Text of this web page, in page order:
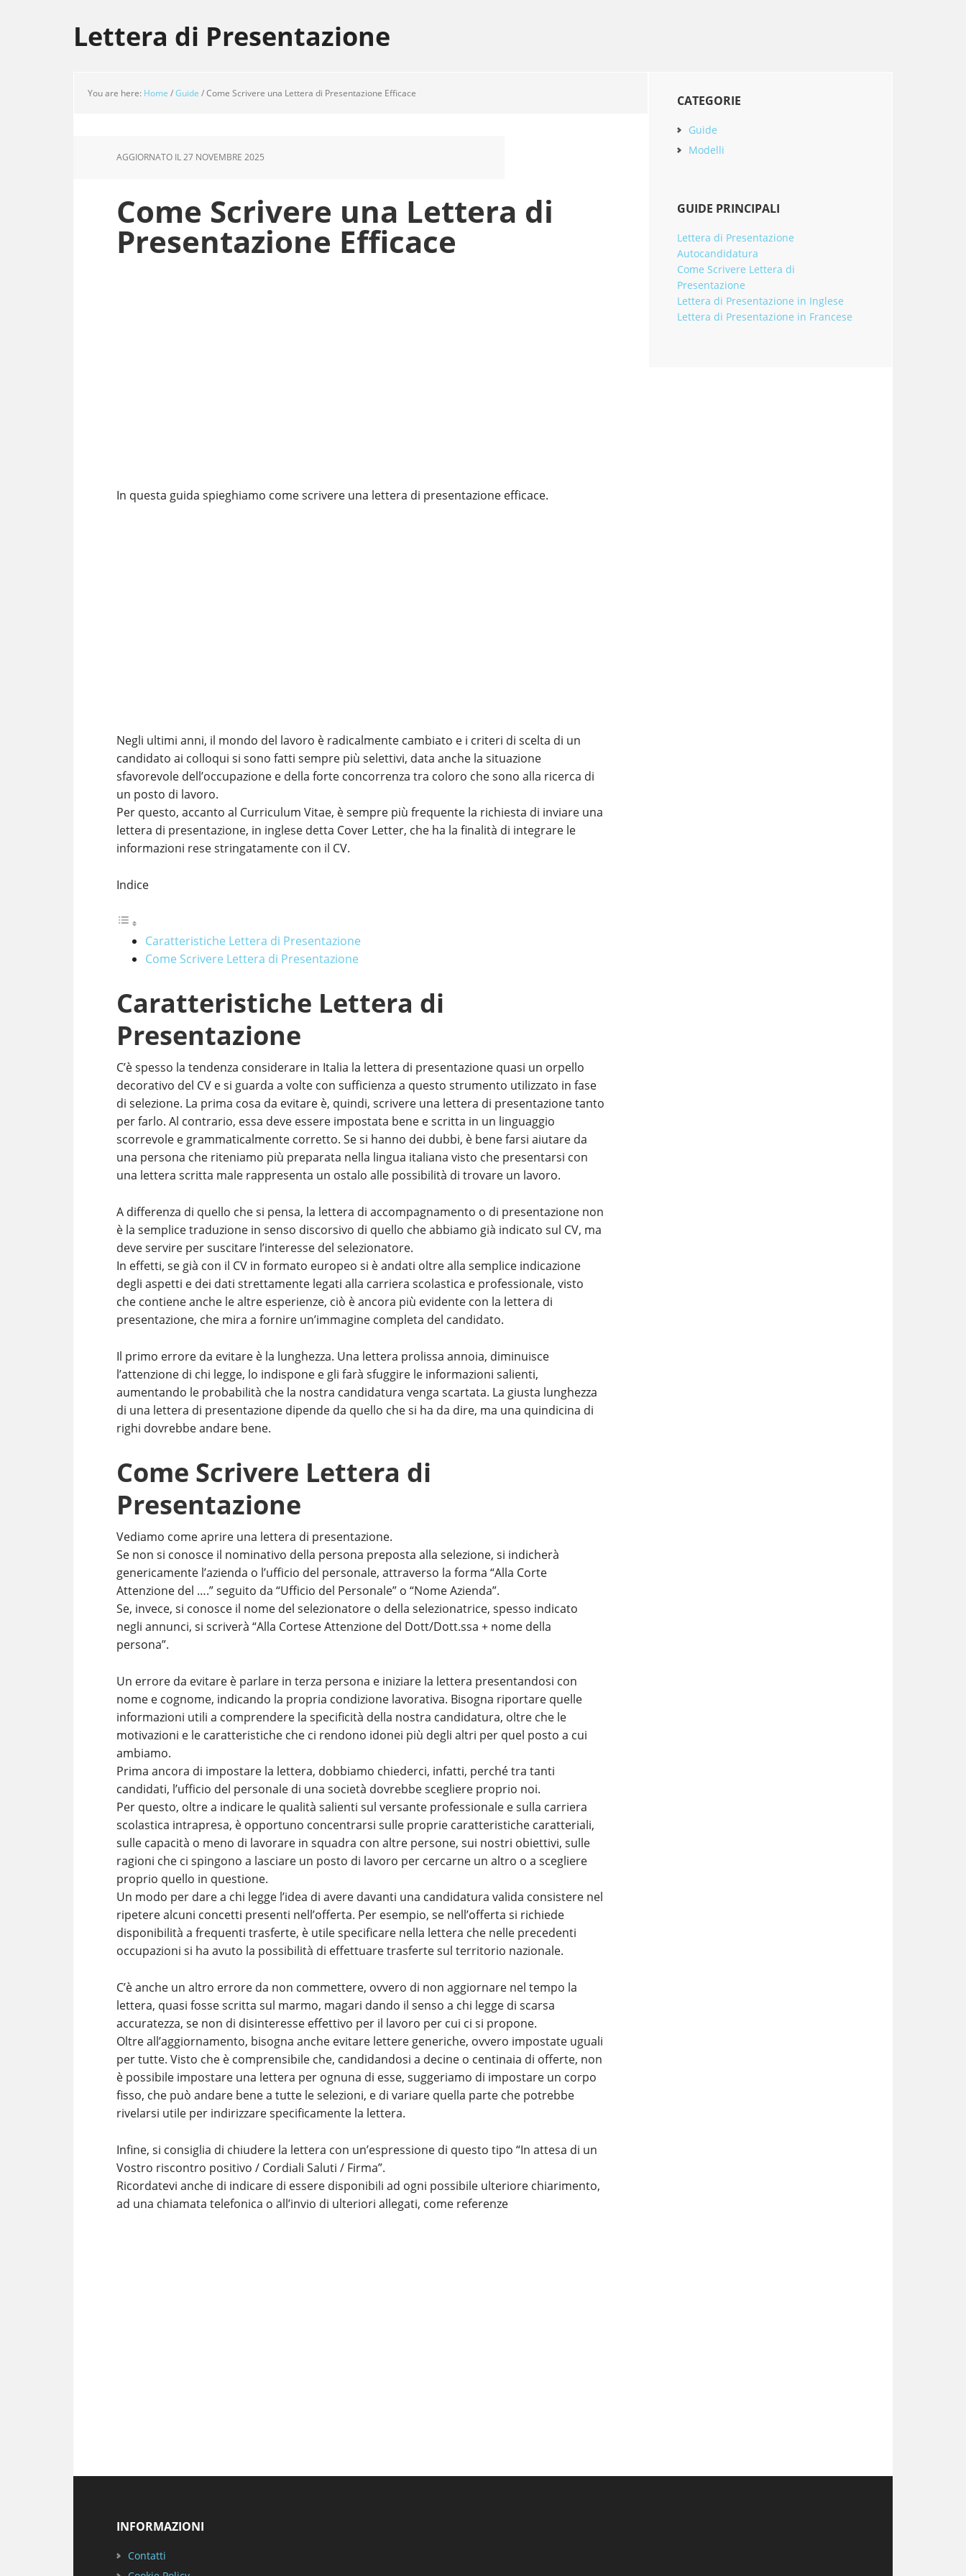
to
main
to
primary
to
footer
Lettera di Presentazione
You are here: Home /Guide /Come Scrivere una Lettera di Presentazione Efficace
AGGIORNATO IL27 NOVEMBRE 2025
Come Scrivere una Lettera di
Presentazione Efficace
In questa guida spieghiamo come scrivere una lettera di presentazione efficace.
Negli ultimi anni, il mondo del lavoro è radicalmente cambiato e i criteri di scelta di un
candidato ai colloqui si sono fatti sempre più selettivi, data anche la situazione
sfavorevole dell’occupazione e della forte concorrenza tra coloro che sono alla ricerca di
un posto di lavoro.
Per questo, accanto al Curriculum Vitae, è sempre più frequente la richiesta di inviare una
lettera di presentazione, in inglese detta Cover Letter, che ha la finalità di integrare le
informazioni rese stringatamente con il CV.
Indice
Caratteristiche Lettera di Presentazione
Come Scrivere Lettera di Presentazione
Caratteristiche Lettera di
Presentazione
C’è spesso la tendenza considerare in Italia la lettera di presentazione quasi un orpello
decorativo del CV e si guarda a volte con sufficienza a questo strumento utilizzato in fase
di selezione. La prima cosa da evitare è, quindi, scrivere una lettera di presentazione tanto
per farlo. Al contrario, essa deve essere impostata bene e scritta in un linguaggio
scorrevole e grammaticalmente corretto. Se si hanno dei dubbi, è bene farsi aiutare da
una persona che riteniamo più preparata nella lingua italiana visto che presentarsi con
una lettera scritta male rappresenta un ostalo alle possibilità di trovare un lavoro.
A differenza di quello che si pensa, la lettera di accompagnamento o di presentazione non
è la semplice traduzione in senso discorsivo di quello che abbiamo già indicato sul CV, ma
deve servire per suscitare l’interesse del selezionatore.
In effetti, se già con il CV in formato europeo si è andati oltre alla semplice indicazione
degli aspetti e dei dati strettamente legati alla carriera scolastica e professionale, visto
che contiene anche le altre esperienze, ciò è ancora più evidente con la lettera di
presentazione, che mira a fornire un’immagine completa del candidato.
Il primo errore da evitare è la lunghezza. Una lettera prolissa annoia, diminuisce
l’attenzione di chi legge, lo indispone e gli farà sfuggire le informazioni salienti,
aumentando le probabilità che la nostra candidatura venga scartata. La giusta lunghezza
di una lettera di presentazione dipende da quello che si ha da dire, ma una quindicina di
righi dovrebbe andare bene.
Come Scrivere Lettera di
Presentazione
Vediamo come aprire una lettera di presentazione.
Se non si conosce il nominativo della persona preposta alla selezione, si indicherà
genericamente l’azienda o l’ufficio del personale, attraverso la forma “Alla Corte
Attenzione del ….” seguito da “Ufficio del Personale” o “Nome Azienda”.
Se, invece, si conosce il nome del selezionatore o della selezionatrice, spesso indicato
negli annunci, si scriverà “Alla Cortese Attenzione del Dott/Dott.ssa + nome della
persona”.
Un errore da evitare è parlare in terza persona e iniziare la lettera presentandosi con
nome e cognome, indicando la propria condizione lavorativa. Bisogna riportare quelle
informazioni utili a comprendere la specificità della nostra candidatura, oltre che le
motivazioni e le caratteristiche che ci rendono idonei più degli altri per quel posto a cui
ambiamo.
Prima ancora di impostare la lettera, dobbiamo chiederci, infatti, perché tra tanti
candidati, l’ufficio del personale di una società dovrebbe scegliere proprio noi.
Per questo, oltre a indicare le qualità salienti sul versante professionale e sulla carriera
scolastica intrapresa, è opportuno concentrarsi sulle proprie caratteristiche caratteriali,
sulle capacità o meno di lavorare in squadra con altre persone, sui nostri obiettivi, sulle
ragioni che ci spingono a lasciare un posto di lavoro per cercarne un altro o a scegliere
proprio quello in questione.
Un modo per dare a chi legge l’idea di avere davanti una candidatura valida consistere nel
ripetere alcuni concetti presenti nell’offerta. Per esempio, se nell’offerta si richiede
disponibilità a frequenti trasferte, è utile specificare nella lettera che nelle precedenti
occupazioni si ha avuto la possibilità di effettuare trasferte sul territorio nazionale.
C’è anche un altro errore da non commettere, ovvero di non aggiornare nel tempo la
lettera, quasi fosse scritta sul marmo, magari dando il senso a chi legge di scarsa
accuratezza, se non di disinteresse effettivo per il lavoro per cui ci si propone.
Oltre all’aggiornamento, bisogna anche evitare lettere generiche, ovvero impostate uguali
per tutte. Visto che è comprensibile che, candidandosi a decine o centinaia di offerte, non
è possibile impostare una lettera per ognuna di esse, suggeriamo di impostare un corpo
fisso, che può andare bene a tutte le selezioni, e di variare quella parte che potrebbe
rivelarsi utile per indirizzare specificamente la lettera.
Infine, si consiglia di chiudere la lettera con un’espressione di questo tipo “In attesa di un
Vostro riscontro positivo / Cordiali Saluti / Firma”.
Ricordatevi anche di indicare di essere disponibili ad ogni possibile ulteriore chiarimento,
ad una chiamata telefonica o all’invio di ulteriori allegati, come referenze
Primary
Sidebar
CATEGORIE
Guide
Modelli
GUIDE PRINCIPALI
Lettera di Presentazione
Autocandidatura
Come Scrivere Lettera di
Presentazione
Lettera di Presentazione in Inglese
Lettera di Presentazione in Francese
INFORMAZIONI
Contatti